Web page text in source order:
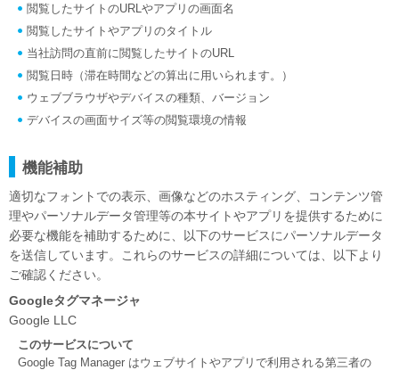
閲覧したサイトのURLやアプリの画面名
閲覧したサイトやアプリのタイトル
当社訪問の直前に閲覧したサイトのURL
閲覧日時（滞在時間などの算出に用いられます。）
ウェブブラウザやデバイスの種類、バージョン
デバイスの画面サイズ等の閲覧環境の情報
機能補助
適切なフォントでの表示、画像などのホスティング、コンテンツ管
理やパーソナルデータ管理等の本サイトやアプリを提供するために
必要な機能を補助するために、以下のサービスにパーソナルデータ
を送信しています。これらのサービスの詳細については、以下より
ご確認ください。
Googleタグマネージャ
Google LLC
このサービスについて
Google Tag Manager はウェブサイトやアプリで利用される第三者の